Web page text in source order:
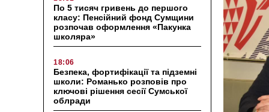
По 5 тисяч гривень до першого
класу: Пенсійний фонд Сумщини
розпочав оформлення «Пакунка
школяра»
18:06
Безпека, фортифікації та підземні
школи: Романько розповів про
ключові рішення сесії Сумської
облради